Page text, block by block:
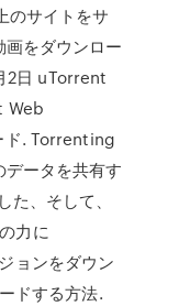
サイトをサ
をダウンロー
2日 uTorrent
Web
ド. Torrenting
ータを共有す
、そして、
力に
ョンをダウン
ドする方法.